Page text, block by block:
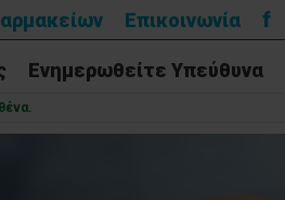
Επικοινωνία f
Ενημερωθείτε Υπεύθυνα